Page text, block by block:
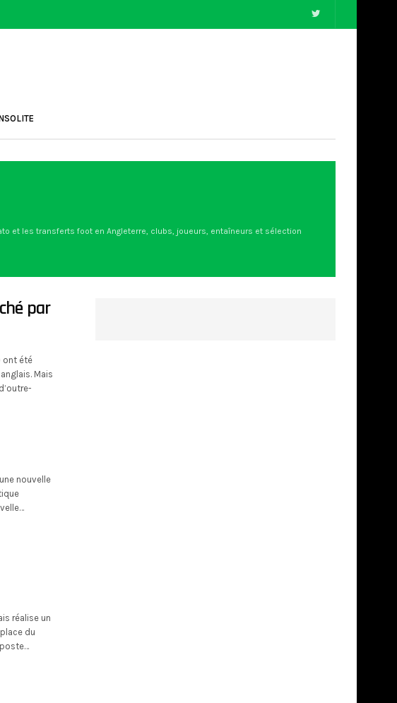
et les transferts foot en Angleterre, clubs, joueurs, entaîneurs et sélection
par
ont été
Mais
nouvelle
réalise un
du